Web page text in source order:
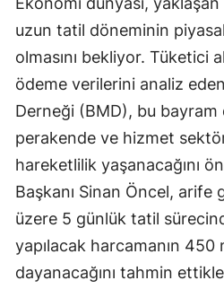
uzun tatil döneminin
olmasını bekliyor. Tüketici
ödeme verilerini analiz
Derneği (BMD), bu bayram
perakende ve hizmet
hareketlilik yaşanacağını
Başkanı Sinan Öncel, arife
üzere 5 günlük tatil
yapılacak harcamanın 450
dayanacağını tahmin